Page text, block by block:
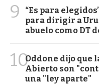
9
“Es para
para dirigir a
abuelo como DT
10Oddone dijo que
Abierto son
una "ley aparte"